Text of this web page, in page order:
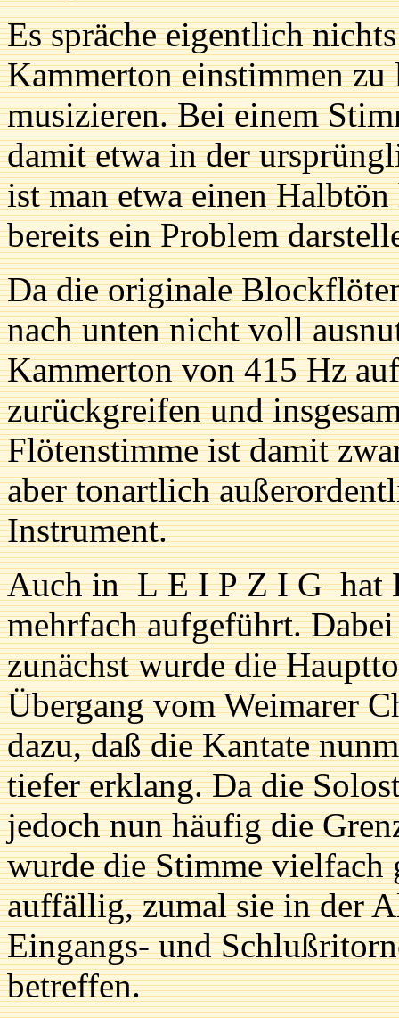
Es spräche eigentlich
Kammerton einstimmen
musizieren. Bei einem
damit etwa in der
ist man etwa einen
bereits ein Problem
Da die originale
nach unten nicht voll
Kammerton von 415 Hz
zurückgreifen und
Flötenstimme ist damit
aber tonartlich
Instrument.
Auch in L E I P Z I G hat
mehrfach aufgeführt.
zunächst wurde die
Übergang vom Weimarer
dazu, daß die Kantate
tiefer erklang. Da die
jedoch nun häufig die
wurde die Stimme vielfach
auffällig, zumal sie in der
Eingangs- und
betreffen.